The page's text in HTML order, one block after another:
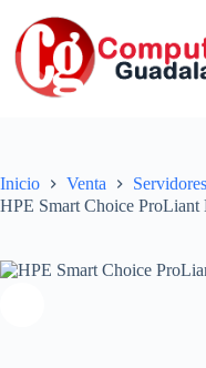
contenido
Inicio Venta
Servidores
HPE Smart Choice